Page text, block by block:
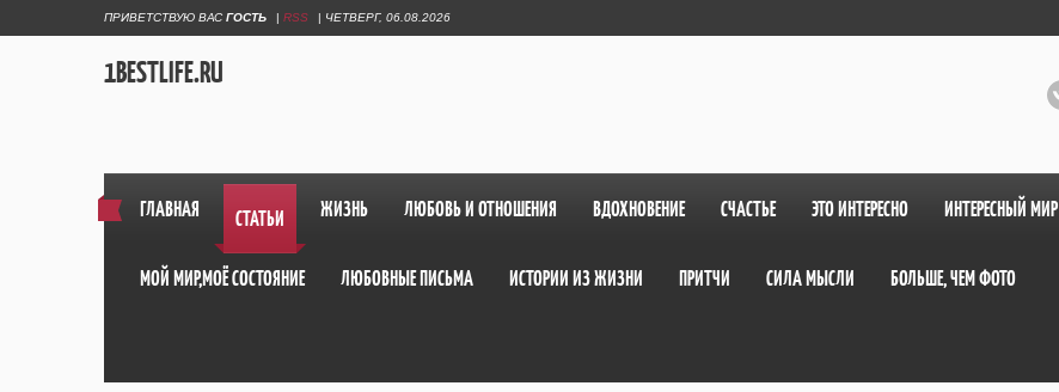
ПРИВЕТСТВУЮ ВАС ГОСТЬ | RSS | ЧЕТВЕРГ, 06.08.2026
1BESTLIFE.RU
ГЛАВНАЯ СТАТЬИ ЖИЗНЬ ЛЮБОВЬ И ОТНОШЕНИЯ ВДОХНОВЕНИЕ СЧАСТЬЕ ЭТО ИНТЕРЕСНО ИНТЕРЕСНЫЙ МИР
МОЙ МИР,МОЁ СОСТОЯНИЕ ЛЮБОВНЫЕ ПИСЬМА ИСТОРИИ ИЗ ЖИЗНИ ПРИТЧИ СИЛА МЫСЛИ БОЛЬШЕ, ЧЕМ ФОТО